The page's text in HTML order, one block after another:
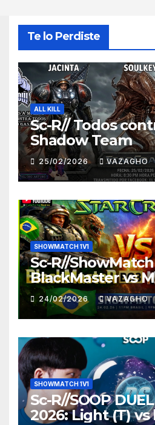
Te lo Perdiste
ALL KILL
Sc-R// Todos
Shadow Team
25/02/2026 VAZAGHO
SHOWMATCH 1V1
Sc-R//ShowMatch
BlackMaster vs
HUNTER
24/02/2026 VAZAGHO
SHOWMATCH 1V1
Sc-R//SOOP
2026: Light (T) vs